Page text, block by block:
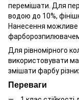
перемішати. Для
водою до 10%,
Нанесення
Для рівномірного
використовувати
змішати фарбу
Переваги